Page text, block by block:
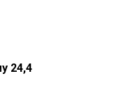
24,4